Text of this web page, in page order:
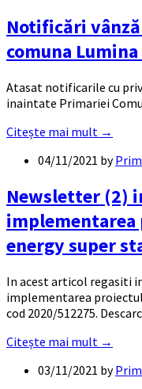
Notificări
comuna
Atasat notificarile cu
inaintate Primariei
Citește mai mult →
04/11/2021 by
Newsletter (2)
energy super
In acest articol regasiti
implementarea
cod 2020/512275.
Citește mai mult →
03/11/2021 by